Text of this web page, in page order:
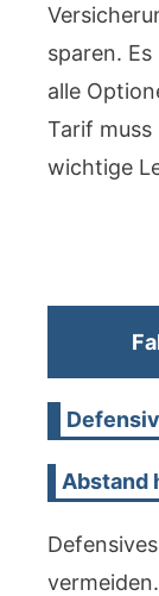
sparen.
alle
Tarif
wichtige
Abstand